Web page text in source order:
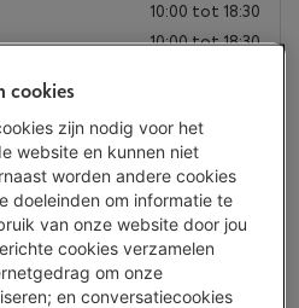
10:00 tot 18:30
10:00 tot 18:30
10:00 tot 18:30
10:00 tot 18:00
Gesloten
op zaterdag 15.08
cookies
zijn nodig voor het
website en kunnen niet
worden andere cookies
doeleinden om informatie te
van onze website door jou
cookies verzamelen
om onze
en conversatiecookies